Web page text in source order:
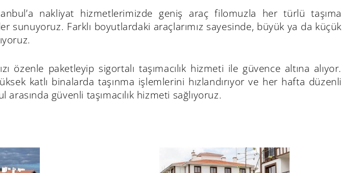
nakliyat hizmetlerimizde geniş araç filomuzla her türlü taşıma
sunuyoruz. Farklı boyutlardaki araçlarımız sayesinde, büyük ya da küçük
özenle paketleyip sigortalı taşımacılık hizmeti ile güvence altına alıyor.
katlı binalarda taşınma işlemlerini hızlandırıyor ve her hafta düzenli
güvenli taşımacılık hizmeti sağlıyoruz.